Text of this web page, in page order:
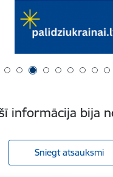
informācija bija
Sniegt atsauksmi